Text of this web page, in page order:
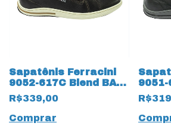
Sapatênis Ferracini
9052-617C Blend BA
em couro natural
15203 Chocolate
R$339,00
Comprar
9051-
em
Preto